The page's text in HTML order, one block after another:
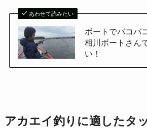
あわせて読みたい
ボートでバコバ
相川ボートさん
い！
アカエイ釣りに適したタ